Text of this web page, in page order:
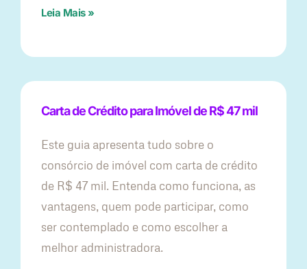
Leia Mais »
Carta de Crédito para Imóvel de R$ 47 mil
Este guia apresenta tudo sobre o
consórcio de imóvel com carta de crédito
de R$ 47 mil. Entenda como funciona, as
vantagens, quem pode participar, como
ser contemplado e como escolher a
melhor administradora.